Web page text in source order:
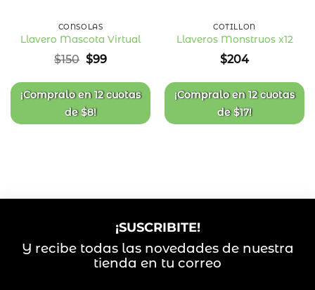
de
deseos
CONSOLAS
Llavero Mascota Virtual
$150 El
original
era:
$150.
$99El
actual
es:
$99.
¡Compralo en12 cuotas
de$8!
de
deseos
COTILLÓN
Llaveros Monstruos x12
$204
¡Compralo en12 cuotas
de$17!
¡SUSCRIBITE!
Y recibe todas las novedades de nuestra
tienda en tu correo